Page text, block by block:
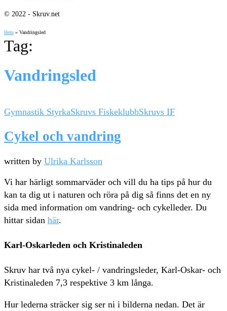
© 2022 - Skruv.net
Hem » Vandringsled
Tag:
Vandringsled
Gymnastik StyrkaSkruvs FiskeklubbSkruvs IF
Cykel och vandring
written by Ulrika Karlsson
Vi har härligt sommarväder och vill du ha tips på hur du
kan ta dig ut i naturen och röra på dig så finns det en ny
sida med information om vandring- och cykelleder. Du
hittar sidan här.
Karl-Oskarleden och Kristinaleden
Skruv har två nya cykel- / vandringsleder, Karl-Oskar- och
Kristinaleden 7,3 respektive 3 km långa.
Hur lederna sträcker sig ser ni i bilderna nedan. Det är